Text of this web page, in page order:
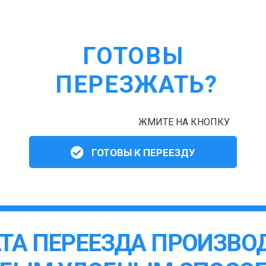
ГОТОВЫ
ПЕРЕЗЖАТЬ?
ЖМИТЕ НА КНОПКУ
ГОТОВЫ К ПЕРЕЕЗДУ
ПЕРЕЕЗДА